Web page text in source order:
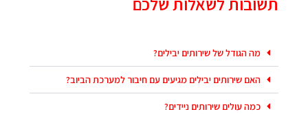
מה הגודל של שירותים יבילים?
האם שירותים יבילים מגיעים עם חיבור למערכת הביוב?
כמה עולים שירותים ניידים?